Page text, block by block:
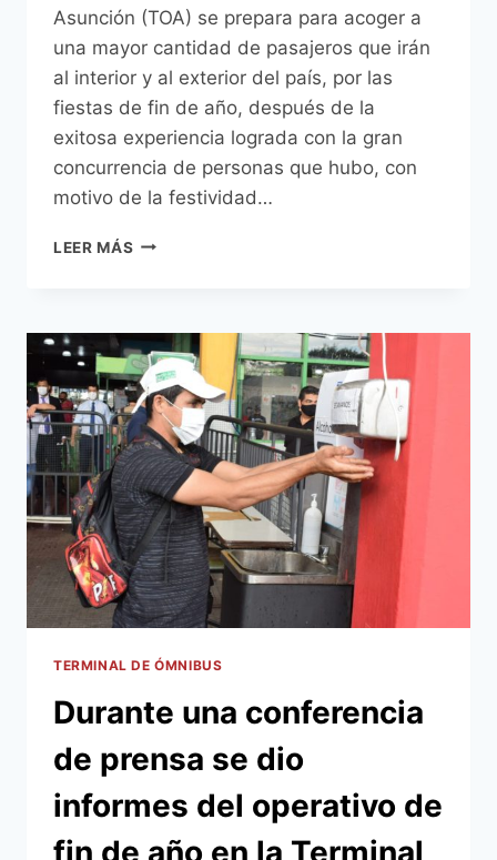
Asunción (TOA) se prepara para acoger a
una mayor cantidad de pasajeros que irán
al interior y al exterior del país, por las
fiestas de fin de año, después de la
exitosa experiencia lograda con la gran
concurrencia de personas que hubo, con
motivo de la festividad…
LEER MÁS TERMINAL
ASUNCIÓN
REDOBLA
SERVICIOS
PARA
RECIBIR
A
PASAJEROS
QUE
VIAJARAN
AL
INTERIOR
Y
AL
POR
DE
AÑO
TERMINAL DE ÓMNIBUS
Durante una conferencia
de prensa se dio
informes del operativo de
fin de año en la Terminal